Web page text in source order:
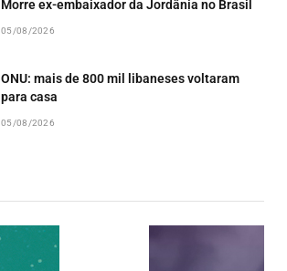
Morre ex-embaixador da Jordânia no Brasil
05/08/2026
ONU: mais de 800 mil libaneses voltaram
para casa
05/08/2026